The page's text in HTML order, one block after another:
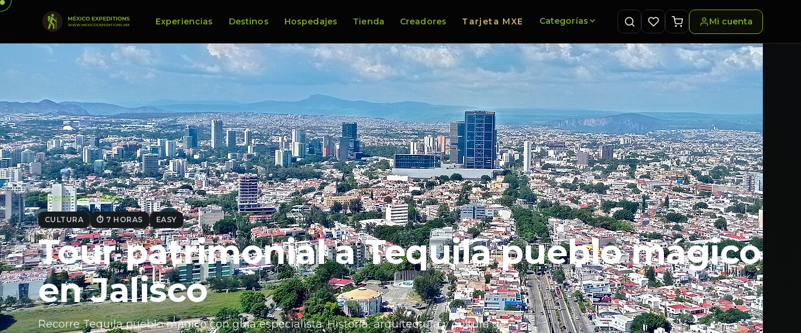
Experiencias Destinos Hospedajes Tienda Creadores Tarjeta MXE Categorías Mi cuenta
Experiencias · Jalisco · Tour patrimonial a Tequila pueblo mágico…
CULTURA ⏱ 7 HORAS EASY
Tour patrimonial a Tequila pueblo mágico
en Jalisco
Recorre Tequila pueblo mágico con guía especialista. Historia, arquitectura y cultura de